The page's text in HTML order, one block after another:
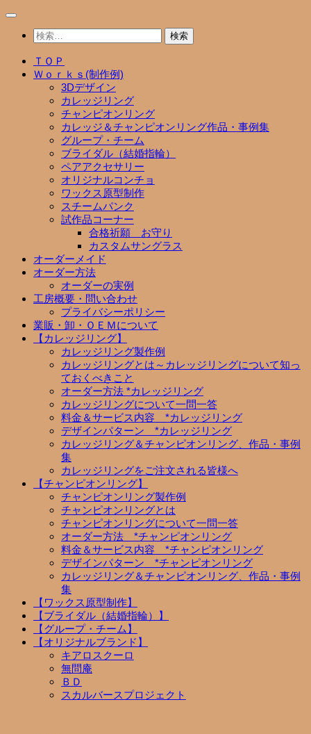
コ
検
索:
ＴＯＰ
Ｗｏｒｋｓ(制作例)
3Dデザイン
カレッジリング
チャンピオンリング
カレッジ＆チャンピオンリング作品・事例集
グループ・チーム
ブライダル（結婚指輪）
ペアアクセサリー
オリジナルコンチョ
ワックス原型制作
スチームパンク
試作品コーナー
合格祈願 お守り
カスタムサングラス
オーダーメイド
オーダー方法
オーダーの実例
工房概要・問い合わせ
プライバシーポリシー
業販・卸・ＯＥＭについて
【カレッジリング】
カレッジリング製作例
カレッジリングとは～カレッジリングについて知っ
ておくべきこと
オーダー方法 *カレッジリング
カレッジリングについて一問一答
料金＆サービス内容 *カレッジリング
デザインパターン *カレッジリング
カレッジリング＆チャンピオンリング、作品・事例
集
カレッジリングをご注文される皆様へ
【チャンピオンリング】
チャンピオンリング製作例
チャンピオンリングとは
チャンピオンリングについて一問一答
オーダー方法 *チャンピオンリング
料金＆サービス内容 *チャンピオンリング
デザインパターン *チャンピオンリング
カレッジリング＆チャンピオンリング、作品・事例
集
【ワックス原型制作】
【ブライダル（結婚指輪）】
【グループ・チーム】
【オリジナルブランド】
キアロスクーロ
無問庵
ＢＤ
スカルバースプロジェクト